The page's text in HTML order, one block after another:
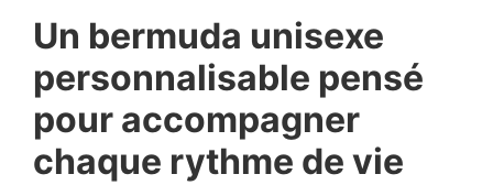
Un bermuda unisexe
personnalisable pensé
pour accompagner
chaque rythme de vie